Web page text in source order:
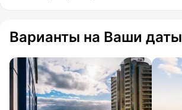
Варианты на Ваши даты